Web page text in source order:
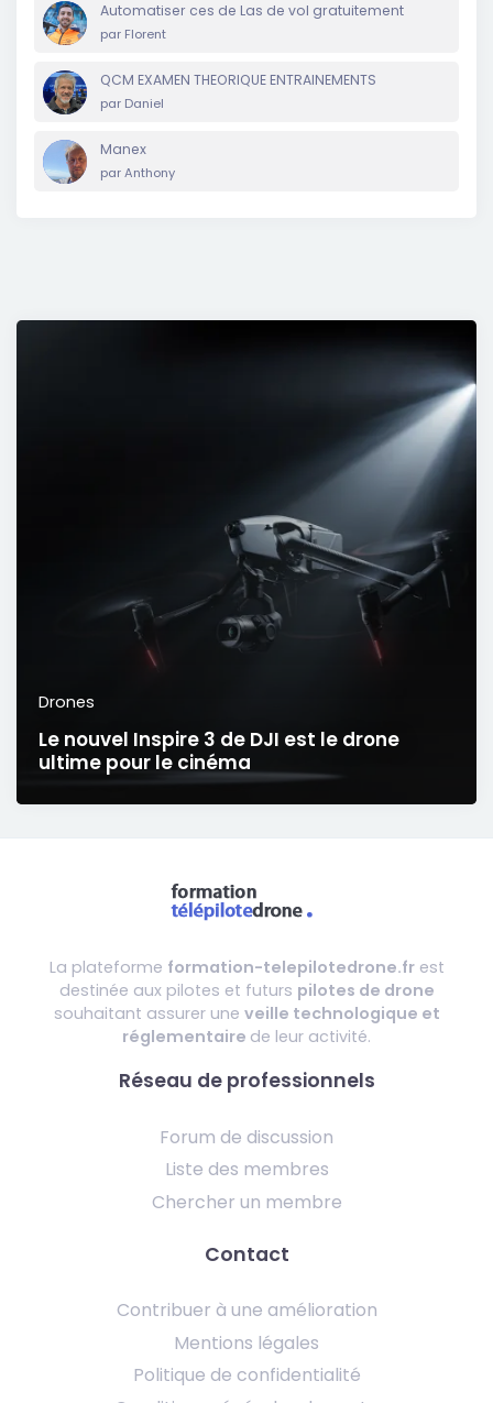
Automatiser ces de Las de vol gratuitement
par Florent
QCM EXAMEN THEORIQUE ENTRAINEMENTS
par Daniel
Manex
parAnthony
Le nouvel Inspire 3 de DJI est le drone
ultime pour le cinéma
Drones
La plateforme formation-telepilotedrone.frest
destinée aux pilotes et futurs pilotes de drone
souhaitant assurer une veille technologique et
réglementaire de leur activité.
Réseau de professionnels
Forum de discussion
Liste des membres
Chercher un membre
Contact
Contribuer à une amélioration
Mentions légales
Politique de confidentialité